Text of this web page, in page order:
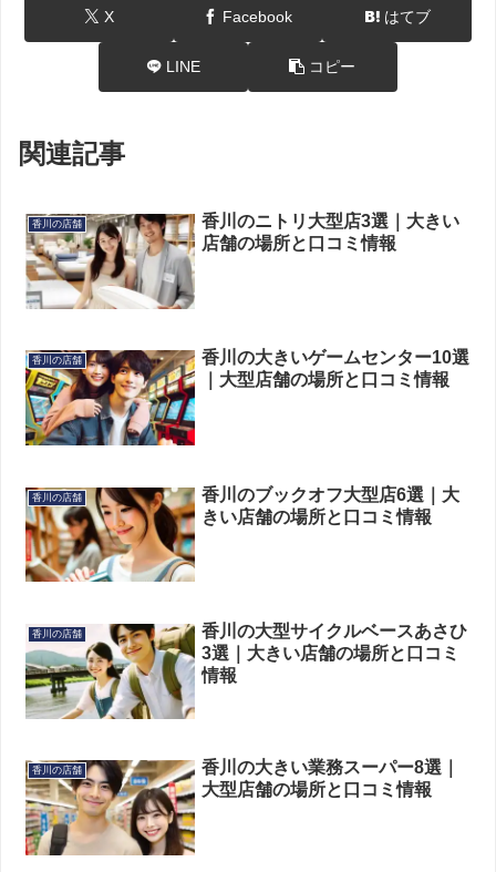
X Facebook はてブ
LINE コピー
関連記事
香川の店舗
香川のニトリ大型店3選｜大きい
店舗の場所と口コミ情報
香川の店舗
香川の大きいゲームセンター10選
｜大型店舗の場所と口コミ情報
香川の店舗
香川のブックオフ大型店6選｜大
きい店舗の場所と口コミ情報
香川の店舗
香川の大型サイクルベースあさひ
3選｜大きい店舗の場所と口コミ
情報
香川の店舗
香川の大きい業務スーパー8選｜
大型店舗の場所と口コミ情報